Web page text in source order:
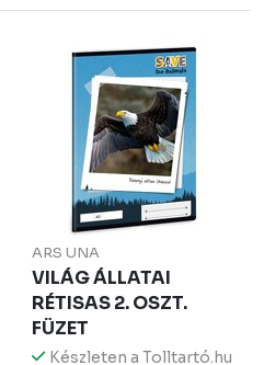
ARS UNA
VILÁG ÁLLATAI
RÉTISAS 2. OSZT.
FÜZET
Készleten a Tolltartó.hu